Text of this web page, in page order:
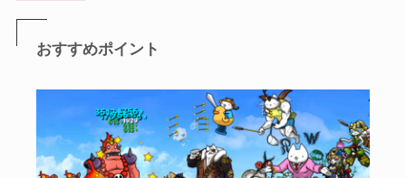
おすすめポイント